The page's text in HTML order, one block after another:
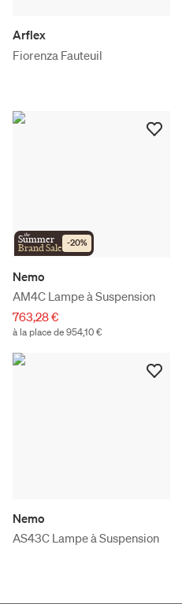
Arflex
Fiorenza Fauteuil
the
Summer
Brand Sale -20%
Nemo
AM4C Lampe à Suspension
763,28 €
à la place de 954,10 €
Nemo
AS43C Lampe à Suspension